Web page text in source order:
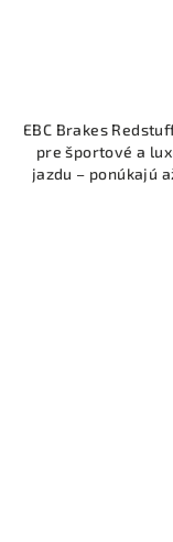
EBC Brakes
pre športové a
jazdu – ponúkajú